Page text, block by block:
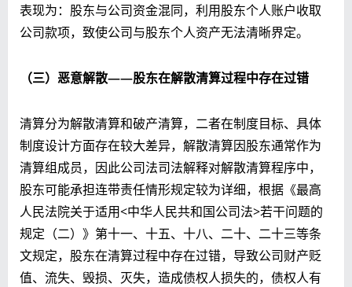
表现为：股东与公司资金混同，利用股东个人账户收取
公司款项，致使公司与股东个人资产无法清晰界定。
（三）恶意解散——股东在解散清算过程中存在过错
清算分为解散清算和破产清算，二者在制度目标、具体
制度设计方面存在较大差异，解散清算因股东通常作为
清算组成员，因此公司法司法解释对解散清算程序中，
股东可能承担连带责任情形规定较为详细，根据《最高
人民法院关于适用<中华人民共和国公司法>若干问题的
规定（二）》第十一、十五、十八、二十、二十三等条
文规定，股东在清算过程中存在过错，导致公司财产贬
值、流失、毁损、灭失，造成债权人损失的，债权人有